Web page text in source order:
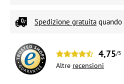
Spedizione gratuita
4,75/5
Altre recensioni